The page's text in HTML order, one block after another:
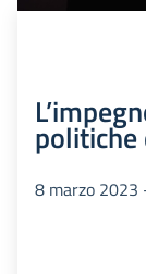
8 marzo 2023